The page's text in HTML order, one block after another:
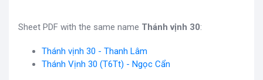
Sheet PDF with the same name Thánh vịnh 30:
Thánh vịnh 30 - Thanh Lâm
Thánh Vịnh 30 (T6Tt) - Ngọc Cẩn